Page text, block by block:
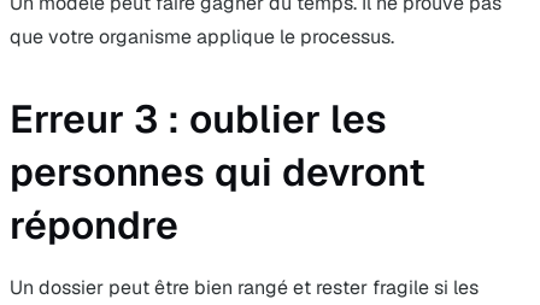
que votre organisme applique le processus.
Erreur 3 : oublier les
personnes qui devront
répondre
Un dossier peut être bien rangé et rester fragile si les